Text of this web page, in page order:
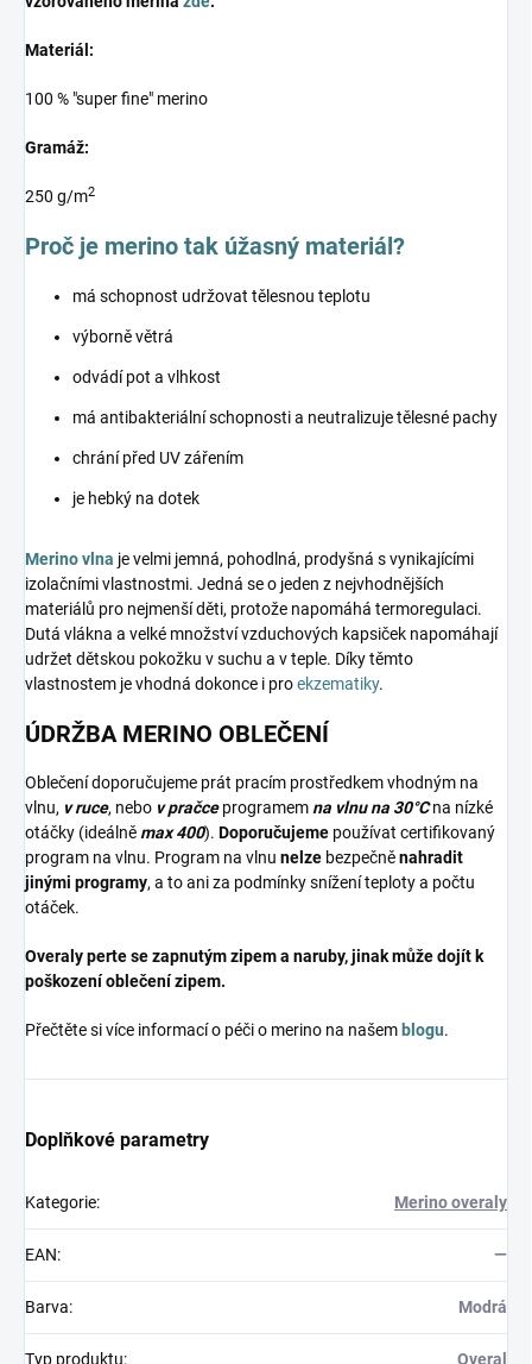
Materiál:
100 % "super fine" merino
Gramáž:
250 g/m2
Proč je merino tak úžasný materiál?
má schopnost udržovat tělesnou teplotu
výborně větrá
odvádí pot a vlhkost
má antibakteriální schopnosti a neutralizuje tělesné pachy
chrání před UV zářením
je hebký na dotek
Merino vlna je velmi jemná, pohodlná, prodyšná s vynikajícími
izolačními vlastnostmi. Jedná se o jeden z nejvhodnějších
materiálů pro nejmenší děti, protože napomáhá termoregulaci.
Dutá vlákna a velké množství vzduchových kapsiček napomáhají
udržet dětskou pokožku v suchu a v teple. Díky těmto
vlastnostem je vhodná dokonce i proekzematiky.
ÚDRŽBA MERINO OBLEČENÍ
Oblečení doporučujeme prát pracím prostředkem vhodným na
vlnu, v ruce, nebo v pračceprogramemna vlnu na 30°Cna nízké
otáčky (ideálněmax 400). Doporučujeme používat certifikovaný
program na vlnu. Program na vlnu nelze bezpečněnahradit
jinými programy, a to ani za podmínky snížení teploty a počtu
otáček.
Overaly perte se zapnutým zipem a naruby, jinak může dojít k
poškození oblečení zipem.
Přečtěte si více informací o péči o merino na našem blogu.
Doplňkové parametry
Kategorie: Merino overaly
EAN: —
Barva: Modrá
Typ produktu: Overal